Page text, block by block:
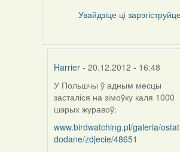
Увайдзіце ці
Harrier - 20.12.2012 - 16:48
In
reply
to
by
aistok
У Польшчы ў адным месцы
засталіся на зімоўку каля 1000
шэрых журавоў:
www.birdwatching.pl/galeria/
dodane/zdjecie/48651